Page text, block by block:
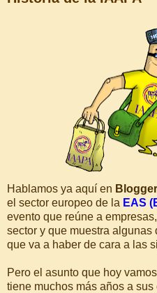
Hablamos ya aquí en
el sector europeo de la EAS
evento que reúne a
sector y que muestra
que va a haber de cara a las
Pero el asunto que hoy
tiene muchos más años a sus